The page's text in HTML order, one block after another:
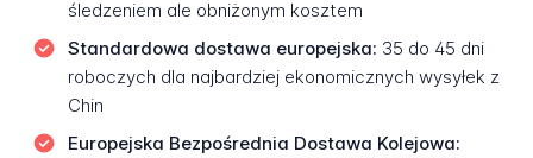
śledzeniem ale obniżonym kosztem
Standardowa dostawa europejska: 35 do 45 dni
roboczych dla najbardziej ekonomicznych wysyłek z
Chin
Europejska Bezpośrednia Dostawa Kolejowa: